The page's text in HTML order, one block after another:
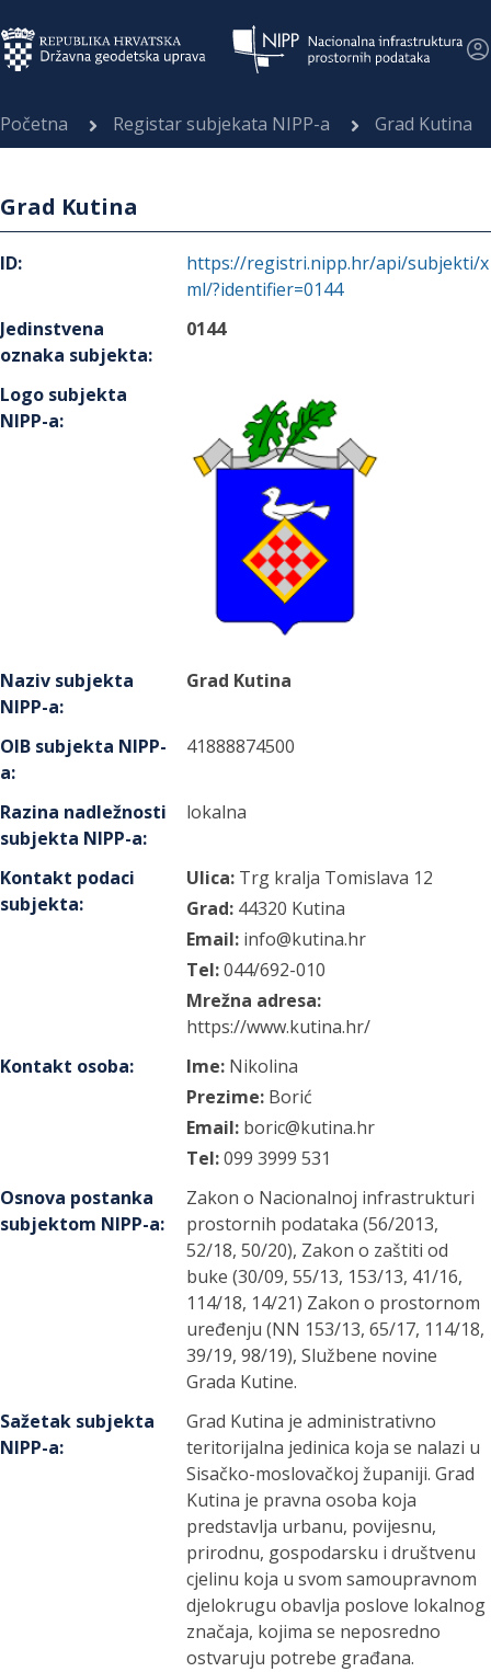
Početna Registar subjekata NIPP-a Grad Kutina
Grad Kutina
ID:
https://registri.nipp.hr/api/subjekti/x
ml/?identifier=0144
Jedinstvena
oznaka subjekta:
0144
Logo subjekta
NIPP-a:
Naziv subjekta
NIPP-a:
Grad Kutina
OIB subjekta NIPP-
a:
41888874500
Razina nadležnosti
subjekta NIPP-a:
lokalna
Kontakt podaci
subjekta:
Ulica: Trg kralja Tomislava 12
Grad: 44320 Kutina
Email: info@kutina.hr
Tel:044/692-010
Mrežna adresa:
https://www.kutina.hr/
Kontakt osoba: Ime: Nikolina
Prezime: Borić
Email: boric@kutina.hr
Tel:099 3999 531
Osnova postanka
subjektom NIPP-a:
Zakon o Nacionalnoj infrastrukturi
prostornih podataka (56/2013,
52/18, 50/20), Zakon o zaštiti od
buke (30/09, 55/13, 153/13, 41/16,
114/18, 14/21) Zakon o prostornom
uređenju (NN 153/13, 65/17, 114/18,
39/19, 98/19), Službene novine
Grada Kutine.
Sažetak subjekta
NIPP-a:
Grad Kutina je administrativno
teritorijalna jedinica koja se nalazi u
Sisačko-moslovačkoj županiji. Grad
Kutina je pravna osoba koja
predstavlja urbanu, povijesnu,
prirodnu, gospodarsku i društvenu
cjelinu koja u svom samoupravnom
djelokrugu obavlja poslove lokalnog
značaja, kojima se neposredno
ostvaruju potrebe građana.